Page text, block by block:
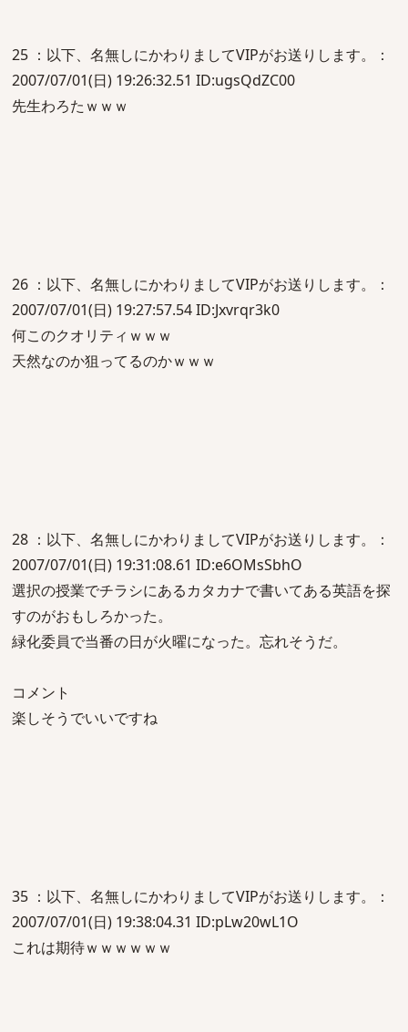
25 ：以下、名無しにかわりましてVIPがお送りします。：
2007/07/01(日) 19:26:32.51 ID:ugsQdZC00
先生わろたｗｗｗ
26 ：以下、名無しにかわりましてVIPがお送りします。：
2007/07/01(日) 19:27:57.54 ID:Jxvrqr3k0
何このクオリティｗｗｗ
天然なのか狙ってるのかｗｗｗ
28 ：以下、名無しにかわりましてVIPがお送りします。：
2007/07/01(日) 19:31:08.61 ID:e6OMsSbhO
選択の授業でチラシにあるカタカナで書いてある英語を探
すのがおもしろかった。
緑化委員で当番の日が火曜になった。忘れそうだ。
コメント
楽しそうでいいですね
35 ：以下、名無しにかわりましてVIPがお送りします。：
2007/07/01(日) 19:38:04.31 ID:pLw20wL1O
これは期待ｗｗｗｗｗｗ